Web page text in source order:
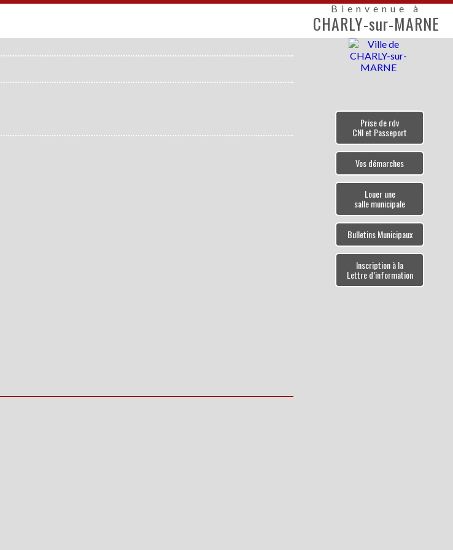
Bienvenue à
CHARLY-sur-MARNE
Prise de rdv
CNI et Passeport
Vos démarches
Louer une
salle municipale
Bulletins Municipaux
Inscription à la
Lettre d’information